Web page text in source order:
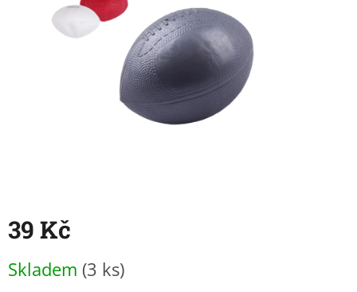
hvězdiček.
39 Kč
cena:
Skladem (3 ks)